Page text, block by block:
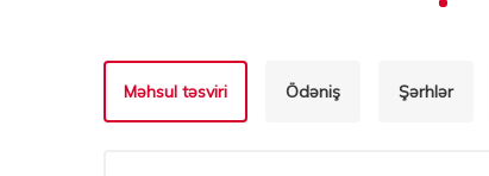
Məhsul təsviri Ödəniş Şərhlər